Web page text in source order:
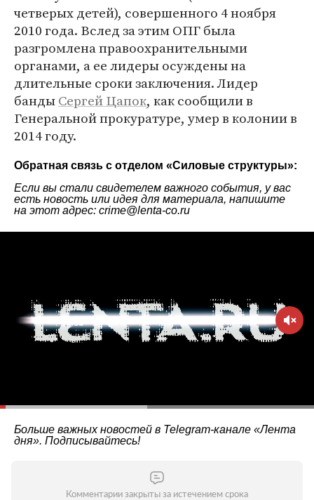
четверых детей), совершенного 4 ноября
2010 года. Вслед за этим ОПГ была
разгромлена правоохранительными
органами, а ее лидеры осуждены на
длительные сроки заключения. Лидер
бандыСергей Цапок, как сообщили в
Генеральной прокуратуре, умер в колонии в
2014 году.
Обратная связь с отделом «Силовые структуры»:
Если вы стали свидетелем важного события, у вас
есть новость или идея для материала, напишите
на этот адрес: crime@lenta-co.ru
Больше важных новостей в Telegram-канале «Лента
дня». Подписывайтесь!
Комментарии закрыты за истечением срока